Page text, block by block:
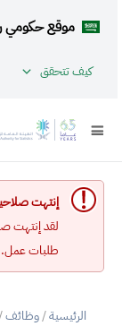
موقع حكومي
كيف تتحقق
إنتهت
لقد إنتهت
طلبات عمل.
الرئيسية/وظائف